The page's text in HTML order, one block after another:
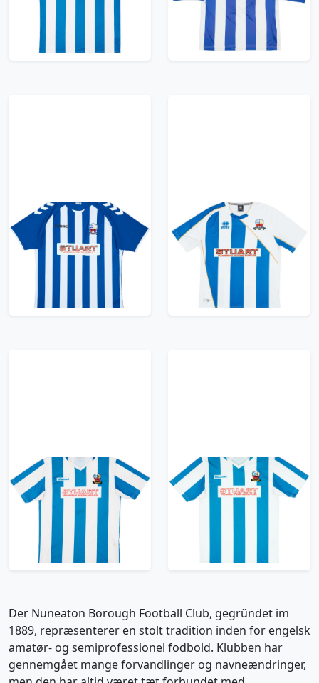
53.99£ · ca. €64
41.99£ · ca. €50
Trikot kaufen
2011-12 Nuneaton
Home Shirt - 9/10 -
(XXL)
41.99£ · ca. €50
Trikot kaufen
2012-13 Nuneaton
Borough Home Shirt -
7/10 - (S)
29.99£ · ca. €35
Trikot kaufen
2007-08 Nuneaton
Borough Home Shirt -
5/10 - (S/M)
29.99£ · ca. €35
Trikot kaufen
2007-08 Nuneaton
Borough Home Shirt -
8/10 - (XS)
Der Nuneaton Borough Football Club, gegründet im
1889, repræsenterer en stolt tradition inden for engelsk
amatør- og semiprofessionel fodbold. Klubben har
gennemgået mange forvandlinger og navneændringer,